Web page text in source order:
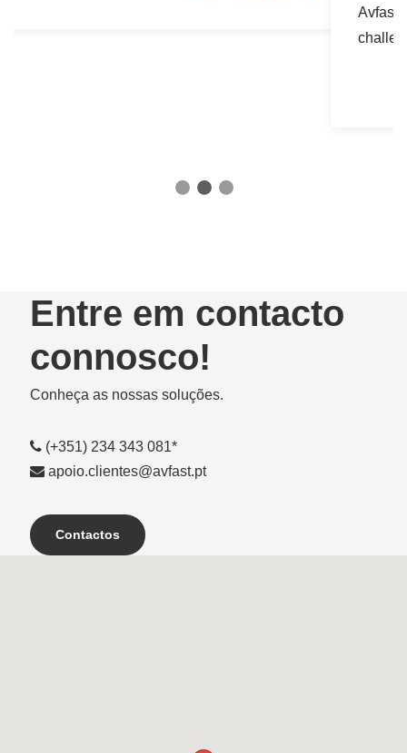
Entre em contacto
connosco!
Conheça as nossas soluções.
(+351) 234 343 081*
apoio.clientes@avfast.pt
Contactos